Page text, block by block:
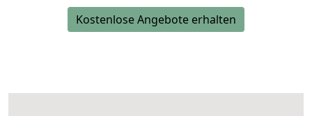
Kostenlose Angebote erhalten